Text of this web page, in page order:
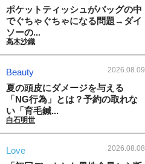
ポケットティッシュがバッグの中
でぐちゃぐちゃになる問題→ダイ
ソーの...
高木沙織
Beauty 2026.08.09
夏の頭皮にダメージを与える
「NG行為」とは？予約の取れな
い「育毛鍼...
白石明世
Love 2026.08.08